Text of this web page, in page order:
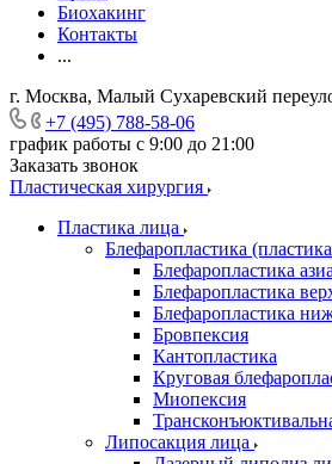
Биохакинг
Контакты
...
г. Москва, Малый Сухаревский
+7 (495) 788-58-06
график работы с 9:00 до 21:00
Заказать звонок
Пластическая хирургия
Пластика лица
Блефаропластика
Блефаропластика
Блефаропластика
Блефаропластика
Бровпексия
Кантопластика
Круговая
Миопексия
Липосакция лица